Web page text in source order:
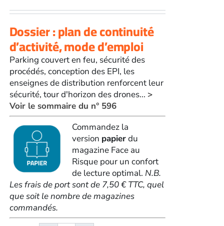
Dossier : plan de continuité
d’activité, mode d’emploi
Parking couvert en feu, sécurité des
procédés, conception des EPI, les
enseignes de distribution renforcent leur
sécurité, tour d'horizon des drones... >
Voir le sommaire du n° 596
Commandez la
version papierdu
magazine Face au
Risque pour un confort
de lecture optimal. N.B.
Les frais de port sont de 7,50 € TTC, quel
que soit le nombre de magazines
commandés.